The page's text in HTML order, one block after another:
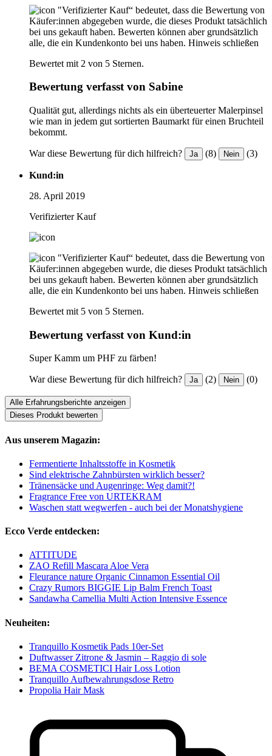
"Verifizierter Kauf“ bedeutet, dass die Bewertung von
Käufer:innen abgegeben wurde, die dieses Produkt tatsächlich
bei uns gekauft haben. Bewerten können aber grundsätzlich
alle, die ein Kundenkonto bei uns haben. Hinweis schließen
Bewertet mit 2 von 5 Sternen.
Bewertung verfasst von Sabine
Qualität gut, allerdings nichts als ein überteuerter Malerpinsel
wie man in jedem gut sortierten Baumarkt für einen Bruchteil
bekommt.
War diese Bewertung für dich hilfreich? Ja (8) Nein (3)
Kund:in
28. April 2019
Verifizierter Kauf
"Verifizierter Kauf“ bedeutet, dass die Bewertung von
Käufer:innen abgegeben wurde, die dieses Produkt tatsächlich
bei uns gekauft haben. Bewerten können aber grundsätzlich
alle, die ein Kundenkonto bei uns haben. Hinweis schließen
Bewertet mit 5 von 5 Sternen.
Bewertung verfasst von Kund:in
Super Kamm um PHF zu färben!
War diese Bewertung für dich hilfreich? Ja (2) Nein (0)
Alle Erfahrungsberichte anzeigen
Dieses Produkt bewerten
Aus unserem Magazin:
Fermentierte Inhaltsstoffe in Kosmetik
Sind elektrische Zahnbürsten wirklich besser?
Tränensäcke und Augenringe: Weg damit?!
Fragrance Free von URTEKRAM
Waschen statt wegwerfen - auch bei der Monatshygiene
Ecco Verde entdecken:
ATTITUDE
ZAO Refill Mascara Aloe Vera
Fleurance nature Organic Cinnamon Essential Oil
Crazy Rumors BIGGIE Lip Balm French Toast
Sandawha Camellia Multi Action Intensive Essence
Neuheiten:
Tranquillo Kosmetik Pads 10er-Set
Duftwasser Zitrone & Jasmin – Raggio di sole
BEMA COSMETICI Hair Loss Lotion
Tranquillo Aufbewahrungsdose Retro
Propolia Hair Mask